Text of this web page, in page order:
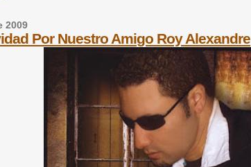
2009
Por Nuestro Amigo Roy Alexandre